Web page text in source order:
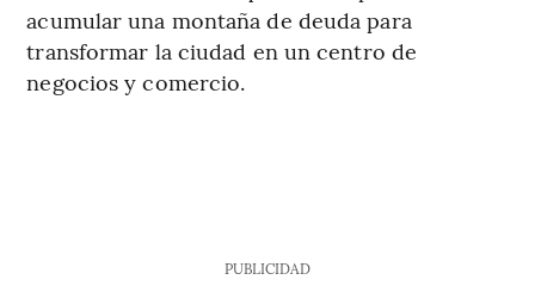
acumular una montaña de deuda para
transformar la ciudad en un centro de
negocios y comercio.
PUBLICIDAD